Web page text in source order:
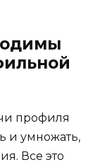
профиля
и умножать,
Все это